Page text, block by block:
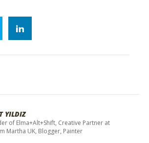
YILDIZ
of Elma+Alt+Shift, Creative Partner at
Martha UK, Blogger, Painter